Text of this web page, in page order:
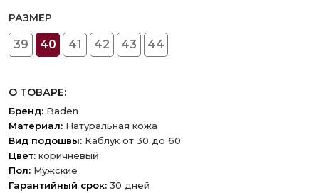
РАЗМЕР
39 40 41 42 43 44
О ТОВАРЕ:
Бренд: Baden
Материал: Натуральная кожа
Вид подошвы: Каблук от 30 до 60
Цвет: коричневый
Пол: Мужские
Гарантийный срок: 30 дней